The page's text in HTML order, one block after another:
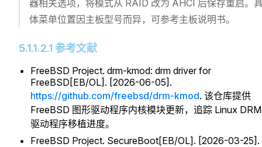
器相关选项，将模式从 RAID 改为 AHCI 后保存重启。
体菜单位置因主板型号而异，可参考主板说明书。
5.1.1.2.1 参考文献
FreeBSD Project. drm-kmod: drm driver for
FreeBSD[EB/OL]. [2026-06-05].
https://github.com/freebsd/drm-kmod. 该仓库提供
FreeBSD 图形驱动程序内核模块更新，追踪 Linux DRM
驱动程序移植进度。
FreeBSD Project. SecureBoot[EB/OL]. [2026-03-25].